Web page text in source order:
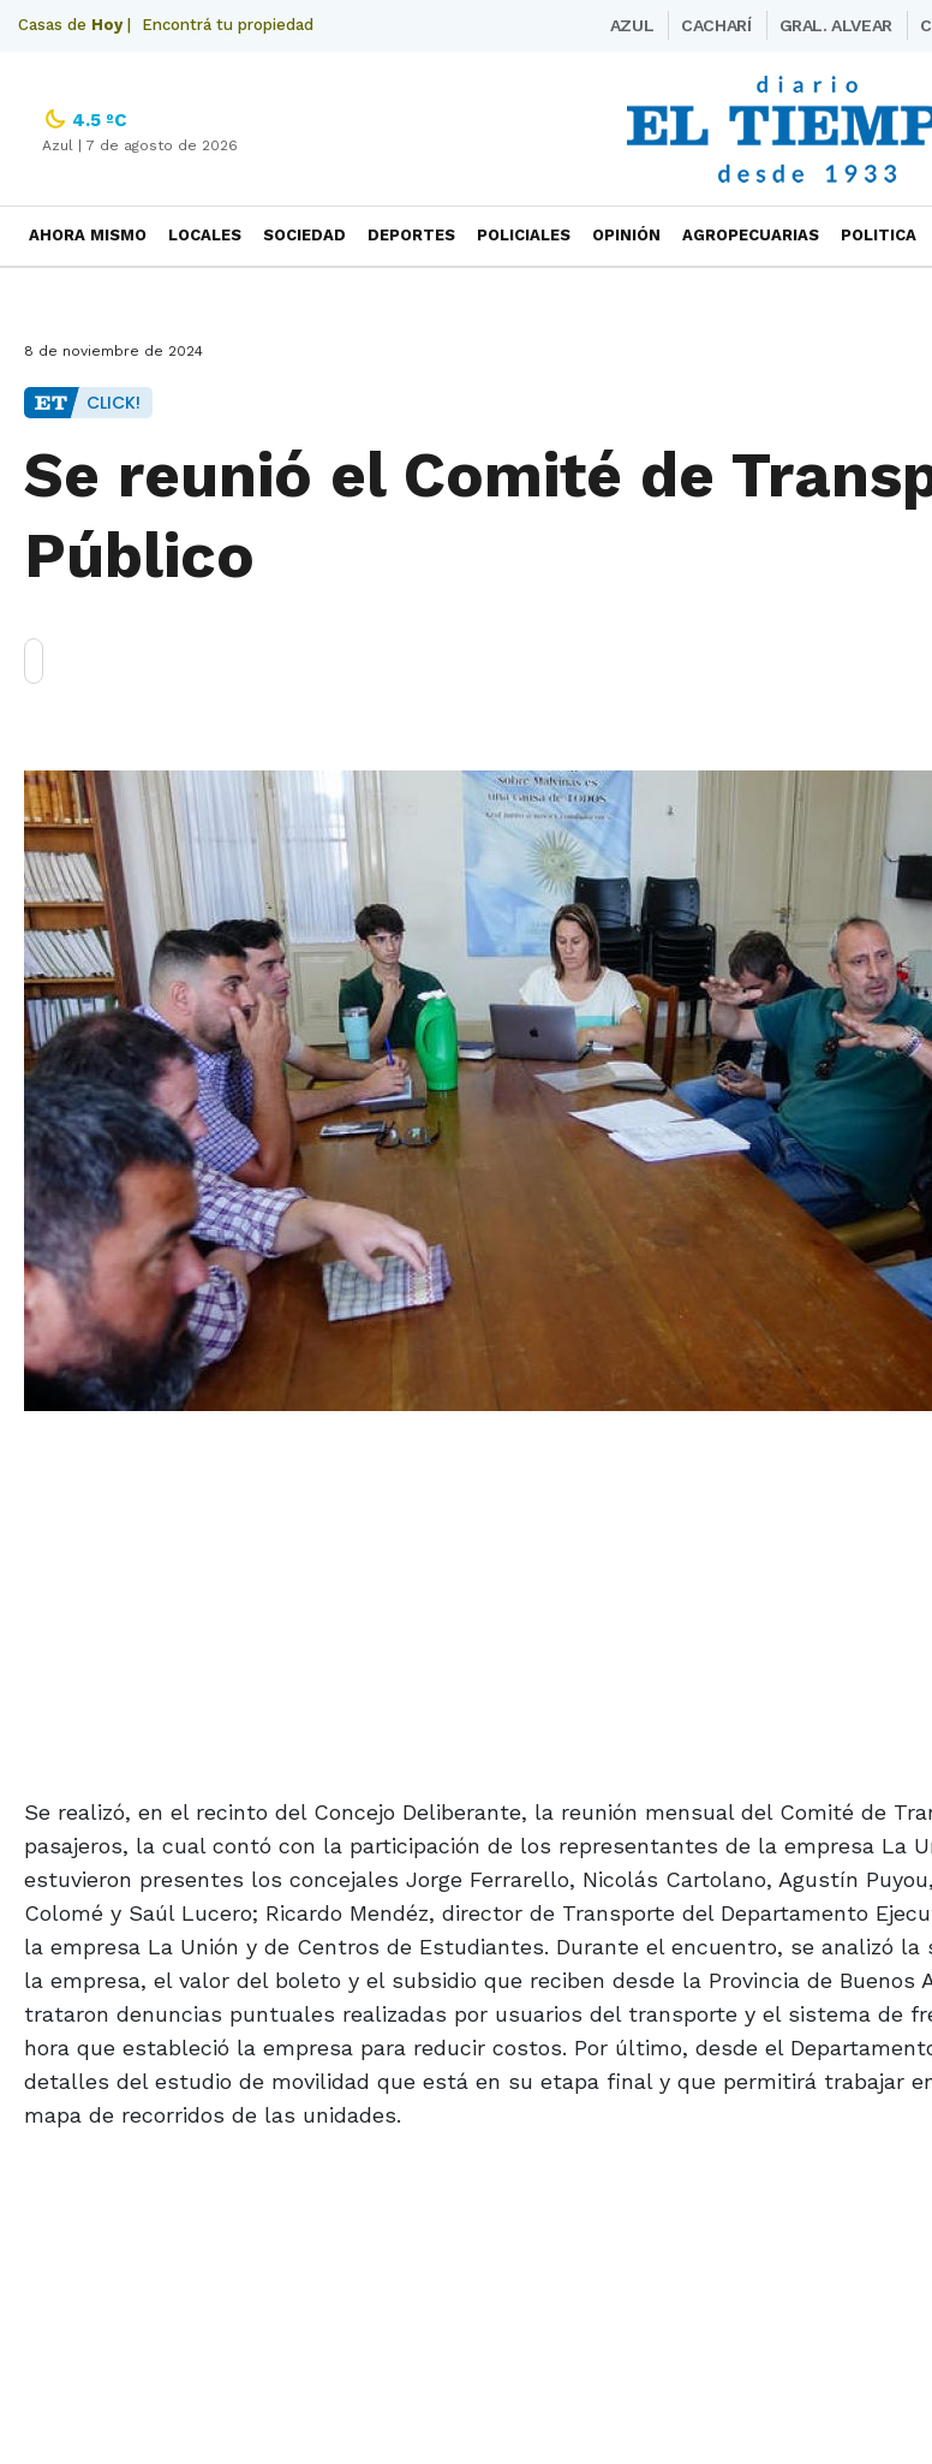
Casas de Hoy| Encontrá tu propiedad AZUL CACHARÍ GRAL. ALVEAR
4.5 ºC
Azul | 7 de agosto de 2026
AHORA MISMO LOCALES SOCIEDAD DEPORTES POLICIALES OPINIÓN AGROPECUARIAS POLITICA
8 de noviembre de 2024
CLICK!
Se reunió el Comité de
Público
Se realizó, en el recinto del Concejo Deliberante, la reunión mensual del Comité de
pasajeros, la cual contó con la participación de los representantes de la empresa La
estuvieron presentes los concejales Jorge Ferrarello, Nicolás Cartolano, Agustín
Colomé y Saúl Lucero; Ricardo Mendéz, director de Transporte del Departamento
la empresa La Unión y de Centros de Estudiantes. Durante el encuentro, se analizó la
la empresa, el valor del boleto y el subsidio que reciben desde la Provincia de Buenos
trataron denuncias puntuales realizadas por usuarios del transporte y el sistema de
hora que estableció la empresa para reducir costos. Por último, desde el
detalles del estudio de movilidad que está en su etapa final y que permitirá trabajar
mapa de recorridos de las unidades.